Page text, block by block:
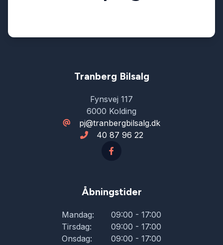
Tranberg Bilsalg
Fynsvej 117
6000 Kolding
pj@tranbergbilsalg.dk
40 87 96 22
Åbningstider
Mandag:
09:00 - 17:00
Tirsdag:
09:00 - 17:00
Onsdag:
09:00 - 17:00